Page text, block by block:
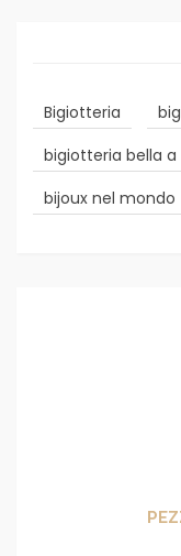
Bigiotteria
bigiotteria bella a
bijoux nel mondo